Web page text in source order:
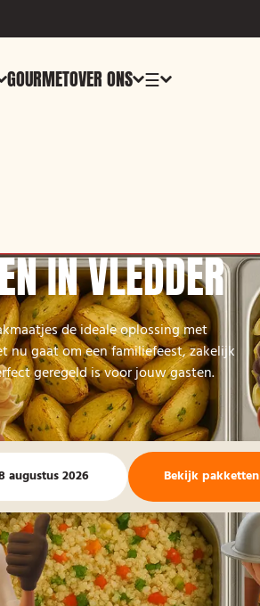
GOURMETOVER ONS ☰
IN VLEDDER
de ideale oplossing met
nu gaat om een familiefeest, zakelijk
geregeld is voor jouw gasten.
augustus 2026 Bekijk pakketten